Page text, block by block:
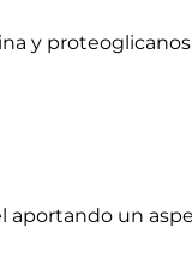
y
aportando un